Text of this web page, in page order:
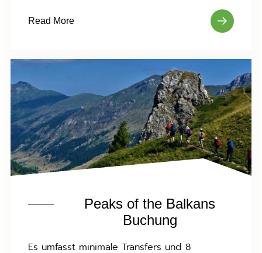
Read More
Peaks of the Balkans
Buchung
Es umfasst minimale Transfers und 8